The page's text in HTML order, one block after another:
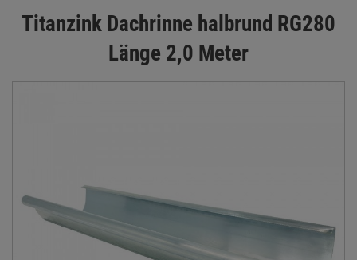
Titanzink Dachrinne halbrund RG280
Länge 2,0 Meter